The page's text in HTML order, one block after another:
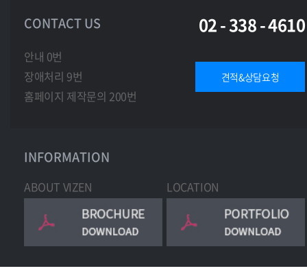
CONTACT US 02 - 338 - 4610
안내 0번
장애처리 9번
홈페이지 제작문의 200번
견적&상담요청
INFORMATION
ABOUT VIZEN LOCATION